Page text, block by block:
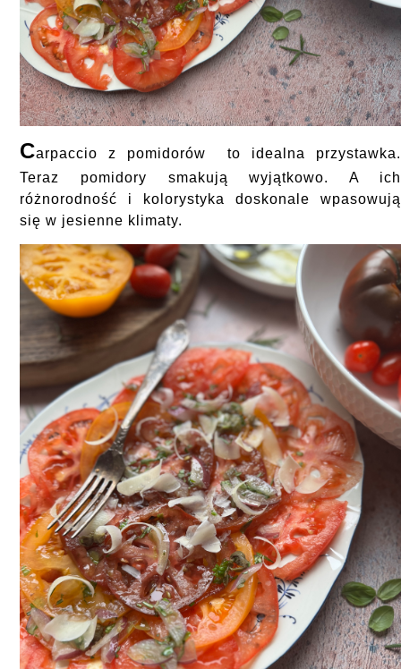
Carpaccio z pomidorów to idealna przystawka.
Teraz pomidory smakują wyjątkowo. A ich
różnorodność i kolorystyka doskonale wpasowują
się w jesienne klimaty.